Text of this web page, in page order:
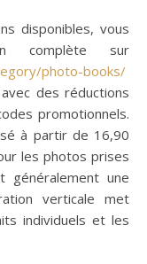
disponibles, vous
complète sur
photo-books/
des réductions
promotionnels.
à partir de 16,90
les photos prises
généralement une
verticale met
individuels et les